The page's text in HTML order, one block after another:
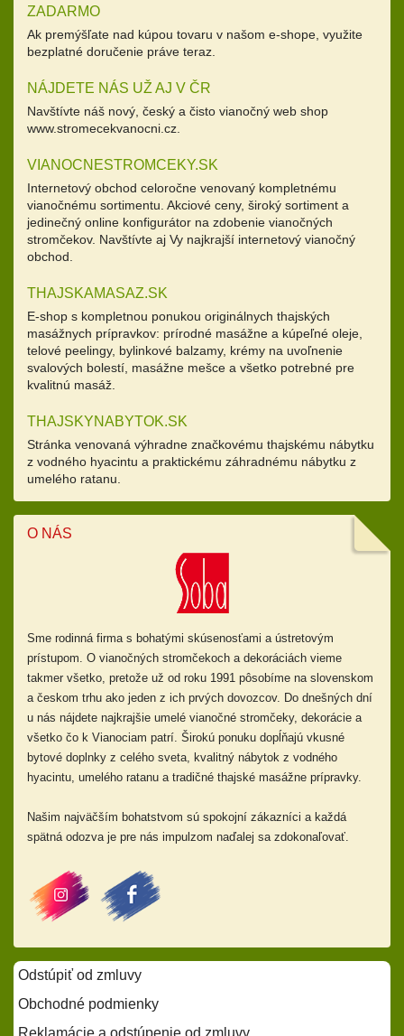
ZADARMO
Ak premýšľate nad kúpou tovaru v našom e-shope, využite
bezplatné doručenie práve teraz.
NÁJDETE NÁS UŽ AJ V ČR
Navštívte náš nový, český a čisto vianočný web shop
www.stromecekvanocni.cz.
VIANOCNESTROMCEKY.SK
Internetový obchod celoročne venovaný kompletnému
vianočnému sortimentu. Akciové ceny, široký sortiment a
jedinečný online konfigurátor na zdobenie vianočných
stromčekov. Navštívte aj Vy najkrajší internetový vianočný
obchod.
THAJSKAMASAZ.SK
E-shop s kompletnou ponukou originálnych thajských
masážnych prípravkov: prírodné masážne a kúpeľné oleje,
telové peelingy, bylinkové balzamy, krémy na uvoľnenie
svalových bolestí, masážne mešce a všetko potrebné pre
kvalitnú masáž.
THAJSKYNABYTOK.SK
Stránka venovaná výhradne značkovému thajskému nábytku
z vodného hyacintu a praktickému záhradnému nábytku z
umelého ratanu.
O NÁS
Sme rodinná firma s bohatými skúsenosťami a ústretovým
prístupom. O vianočných stromčekoch a dekoráciách vieme
takmer všetko, pretože už od roku 1991 pôsobíme na slovenskom
a českom trhu ako jeden z ich prvých dovozcov. Do dnešných dní
u nás nájdete najkrajšie umelé vianočné stromčeky, dekorácie a
všetko čo k Vianociam patrí. Širokú ponuku dopĺňajú vkusné
bytové doplnky z celého sveta, kvalitný nábytok z vodného
hyacintu, umelého ratanu a tradičné thajské masážne prípravky.
Našim najväčším bohatstvom sú spokojní zákazníci a každá
spätná odozva je pre nás impulzom naďalej sa zdokonaľovať.
Odstúpiť od zmluvy
Obchodné podmienky
Reklamácie a odstúpenie od zmluvy